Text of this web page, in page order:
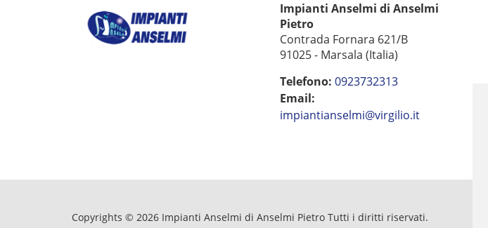
Impianti Anselmi di Anselmi
Pietro
Contrada Fornara 621/B
91025 - Marsala (Italia)
Telefono: 0923732313
Email:
impiantianselmi@virgilio.it
Copyrights © 2026 Impianti Anselmi di Anselmi Pietro Tutti i diritti riservati.